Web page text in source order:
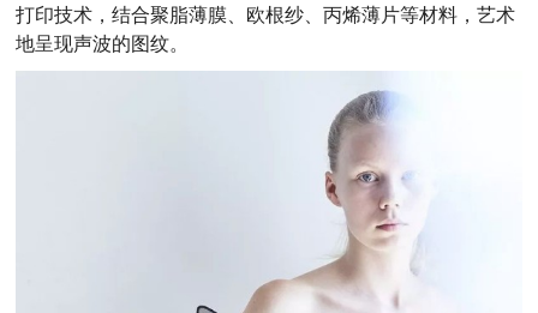
打印技术，结合聚脂薄膜、欧根纱、丙烯薄片等材料，艺术
地呈现声波的图纹。